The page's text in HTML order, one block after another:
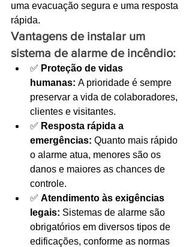
uma evacuação segura e uma resposta
rápida.
Vantagens de instalar um
sistema de alarme de incêndio:
✅ Proteção de vidas
humanas: A prioridade é sempre
preservar a vida de colaboradores,
clientes e visitantes.
✅ Resposta rápida a
emergências: Quanto mais rápido
o alarme atua, menores são os
danos e maiores as chances de
controle.
✅ Atendimento às exigências
legais: Sistemas de alarme são
obrigatórios em diversos tipos de
edificações, conforme as normas